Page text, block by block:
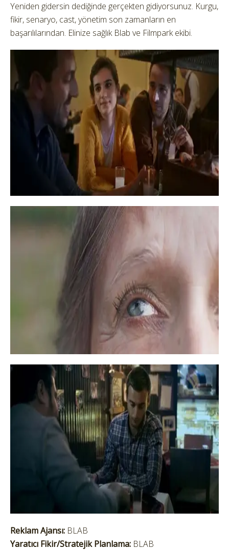
Yeniden gidersin dediğinde gerçekten gidiyorsunuz. Kurgu,
fikir, senaryo, cast, yönetim son zamanların en
başarılılarından. Elinize sağlık Blab ve Filmpark ekibi.
Reklam Ajansı: BLAB
Yaratıcı Fikir/Stratejik Planlama: BLAB